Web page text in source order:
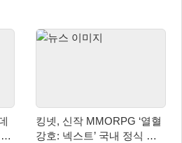
킹넷, 신작 MMORPG ‘열혈
강호: 넥스트’ 국내 정식 출